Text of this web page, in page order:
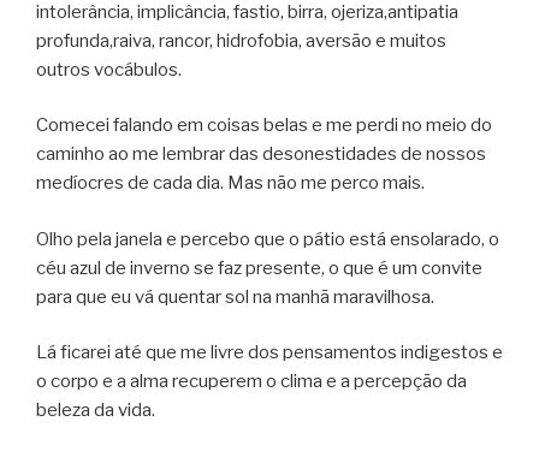
intolerância, implicância, fastio, birra, ojeriza,antipatia
profunda,raiva, rancor, hidrofobia, aversão e muitos
outros vocábulos.
Comecei falando em coisas belas e me perdi no meio do
caminho ao me lembrar das desonestidades de nossos
medíocres de cada dia. Mas não me perco mais.
Olho pela janela e percebo que o pátio está ensolarado, o
céu azul de inverno se faz presente, o que é um convite
para que eu vá quentar sol na manhã maravilhosa.
Lá ficarei até que me livre dos pensamentos indigestos e
o corpo e a alma recuperem o clima e a percepção da
beleza da vida.